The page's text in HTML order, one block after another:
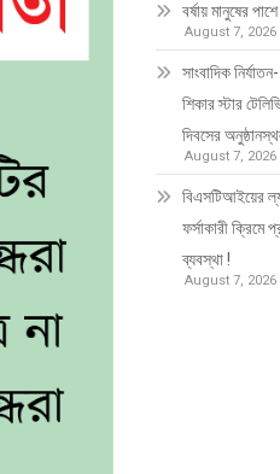
বর্ষায় মানুষের
August 7, 2026
সাংবাদিক
শিকার স্টার
দিবসের
August 7, 2026
বিএসটিআইয়ের
ফর্সাকারী ক্রিমে
ব্যবস্থা !
August 7, 2026